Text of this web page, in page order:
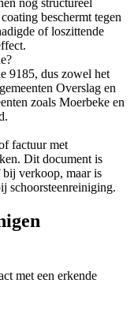
beschermt tegen
of loszittende
9185, dus zowel het
Overslag en
zoals Moerbeke en
factuur met
Dit document is
verkoop, maar is
schoorsteenreiniging.
met een erkende